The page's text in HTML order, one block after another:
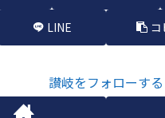
LINE コ
讃岐をフォローする